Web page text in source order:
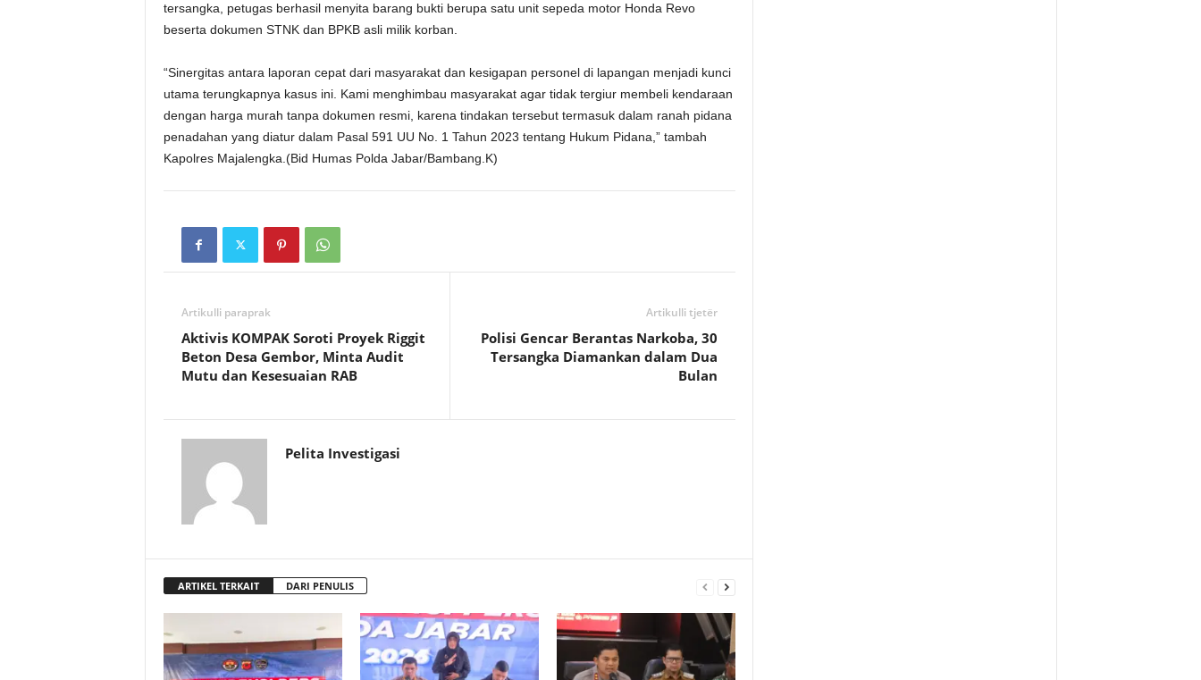
tersangka, petugas berhasil menyita barang bukti berupa satu unit sepeda motor Honda Revo
beserta dokumen STNK dan BPKB asli milik korban.
“Sinergitas antara laporan cepat dari masyarakat dan kesigapan personel di lapangan menjadi kunci
utama terungkapnya kasus ini. Kami menghimbau masyarakat agar tidak tergiur membeli kendaraan
dengan harga murah tanpa dokumen resmi, karena tindakan tersebut termasuk dalam ranah pidana
penadahan yang diatur dalam Pasal 591 UU No. 1 Tahun 2023 tentang Hukum Pidana,” tambah
Kapolres Majalengka.(Bid Humas Polda Jabar/Bambang.K)
Artikulli paraprak
Aktivis KOMPAK Soroti Proyek Riggit
Beton Desa Gembor, Minta Audit
Mutu dan Kesesuaian RAB
Artikulli tjetër
Polisi Gencar Berantas Narkoba, 30
Tersangka Diamankan dalam Dua
Bulan
Pelita Investigasi
ARTIKEL TERKAIT DARI PENULIS